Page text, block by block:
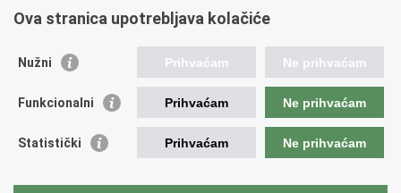
Izjava o pristupačnosti
Ravnopravnost spolova u MORH-u i OSRH
Važne poveznice
Vlada RH
Hrvatski Sabor
Ova stranica upotrebljava kolačiće
Nužni Prihvaćam Ne prihvaćam
Funkcionalni Prihvaćam Ne prihvaćam
Statistički Prihvaćam Ne prihvaćam